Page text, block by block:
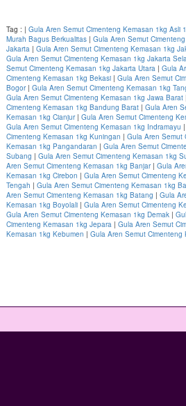
Tag : | Gula Aren Semut Cimenteng Kemasan 1kg Asli
Murah Bagus Berkualitas | Gula Aren Semut
Jakarta | Gula Aren Semut Cimenteng Kemasan 1kg
Gula Aren Semut Cimenteng Kemasan 1kg Jakarta
Semut Cimenteng Kemasan 1kg Jakarta Utara | Gula
Cimenteng Kemasan 1kg Bekasi | Gula Aren Semut
Bogor| Gula Aren Semut Cimenteng Kemasan 1kg
Gula Aren Semut Cimenteng Kemasan 1kg Jawa Barat
Cimenteng Kemasan 1kg Bandung Barat | Gula Aren
Kemasan 1kg Cianjur| Gula Aren Semut Cimenteng
Gula Aren Semut Cimenteng Kemasan 1kg Indramayu |
Cimenteng Kemasan 1kg Kuningan | Gula Aren Semut
Kemasan 1kg Pangandaran | Gula Aren Semut
Subang | Gula Aren Semut Cimenteng Kemasan 1kg
Aren Semut Cimenteng Kemasan 1kg Banjar| Gula
Kemasan 1kg Cirebon | Gula Aren Semut Cimenteng
Tengah | Gula Aren Semut Cimenteng Kemasan 1kg
Aren Semut Cimenteng Kemasan 1kg Batang | Gula
Kemasan 1kg Boyolali | Gula Aren Semut Cimenteng
Gula Aren Semut Cimenteng Kemasan 1kg Demak |
Cimenteng Kemasan 1kg Jepara | Gula Aren Semut
Kemasan 1kg Kebumen | Gula Aren Semut Cimenteng